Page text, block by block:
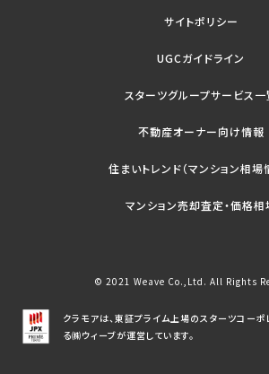
サイトポリシー
UGCガイドライン
スターツグループサービス一
不動産オーナー向け情報
住まいトレンド（マンション相場
マンション売却査定・価格相
© 2021 Weave Co.,Ltd. All Rights
クラモアは、東証プライム上場のスターツコー
る㈱ウィーブが運営しています。